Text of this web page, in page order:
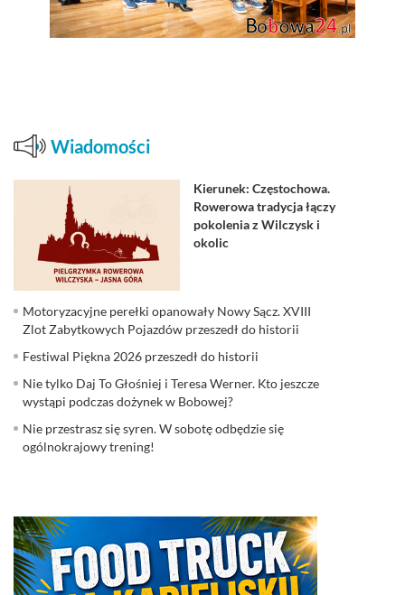
Wiadomości
Kierunek: Częstochowa.
Rowerowa tradycja łączy
pokolenia z Wilczysk i
okolic
Motoryzacyjne perełki opanowały Nowy Sącz. XVIII
Zlot Zabytkowych Pojazdów przeszedł do historii
Festiwal Piękna 2026 przeszedł do historii
Nie tylko Daj To Głośniej i Teresa Werner. Kto jeszcze
wystąpi podczas dożynek w Bobowej?
Nie przestrasz się syren. W sobotę odbędzie się
ogólnokrajowy trening!